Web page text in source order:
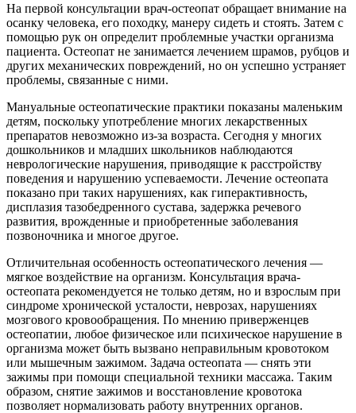
На первой консультации врач-остеопат обращает внимание на
осанку человека, его походку, манеру сидеть и стоять. Затем с
помощью рук он определит проблемные участки организма
пациента. Остеопат не занимается лечением шрамов, рубцов и
других механических повреждений, но он успешно устраняет
проблемы, связанные с ними.
Мануальные остеопатические практики показаны маленьким
детям, поскольку употребление многих лекарственных
препаратов невозможно из-за возраста. Сегодня у многих
дошкольников и младших школьников наблюдаются
неврологические нарушения, приводящие к расстройству
поведения и нарушению успеваемости. Лечение остеопата
показано при таких нарушениях, как гиперактивность,
дисплазия тазобедренного сустава, задержка речевого
развития, врожденные и приобретенные заболевания
позвоночника и многое другое.
Отличительная особенность остеопатического лечения —
мягкое воздействие на организм. Консультация врача-
остеопата рекомендуется не только детям, но и взрослым при
синдроме хронической усталости, неврозах, нарушениях
мозгового кровообращения. По мнению приверженцев
остеопатии, любое физическое или психическое нарушение в
организма может быть вызвано неправильным кровотоком
или мышечным зажимом. Задача остеопата — снять эти
зажимы при помощи специальной техники массажа. Таким
образом, снятие зажимов и восстановление кровотока
позволяет нормализовать работу внутренних органов.